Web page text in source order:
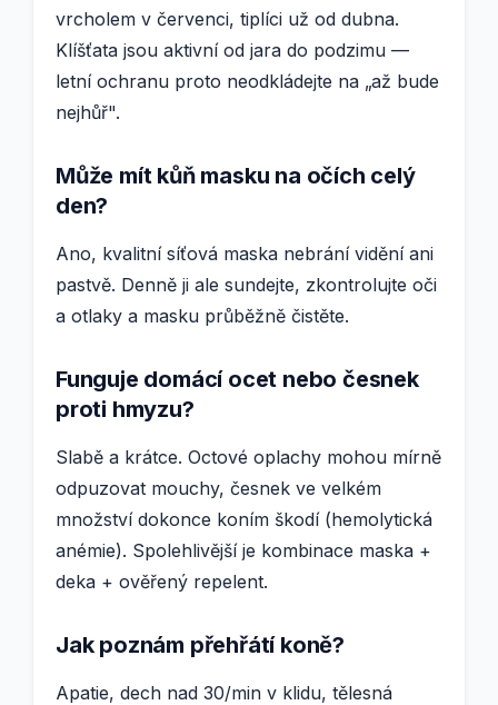
vrcholem v červenci, tiplíci už od dubna.
Klíšťata jsou aktivní od jara do podzimu —
letní ochranu proto neodkládejte na „až bude
nejhůř".
Může mít kůň masku na očích celý
den?
Ano, kvalitní síťová maska nebrání vidění ani
pastvě. Denně ji ale sundejte, zkontrolujte oči
a otlaky a masku průběžně čistěte.
Funguje domácí ocet nebo česnek
proti hmyzu?
Slabě a krátce. Octové oplachy mohou mírně
odpuzovat mouchy, česnek ve velkém
množství dokonce koním škodí (hemolytická
anémie). Spolehlivější je kombinace maska +
deka + ověřený repelent.
Jak poznám přehřátí koně?
Apatie, dech nad 30/min v klidu, tělesná